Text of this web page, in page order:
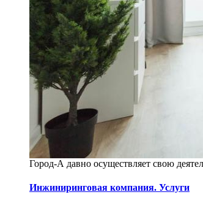
Город-А давно осуществляет свою
Инжиниринговая компания. Услуги